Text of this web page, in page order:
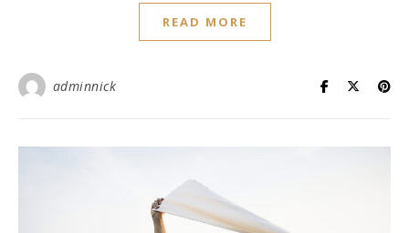
READ MORE
adminnick